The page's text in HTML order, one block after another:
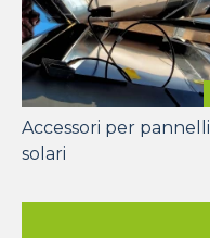
Accessori per pannelli
solari